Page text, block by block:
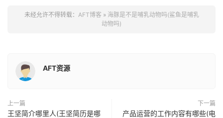
未经允许不得转载： AFT博客 » 海豚是不是哺乳动物吗(鲨鱼是哺乳
动物吗)
AFT资源
上一篇
王坚简介哪里人(王坚简历是哪
下一篇
产品运营的工作内容有哪些(电